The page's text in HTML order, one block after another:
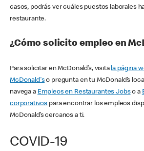
casos, podrás ver cuáles puestos laborales
restaurante.
¿Cómo solicito empleo en
Para solicitar en McDonald’s, visita la página
McDonald'so pregunta en tu McDonald’s
navega a Empleos en Restaurantes Jobso a
corporativos para encontrar los empleos
McDonald’s cercanos a ti.
COVID-19